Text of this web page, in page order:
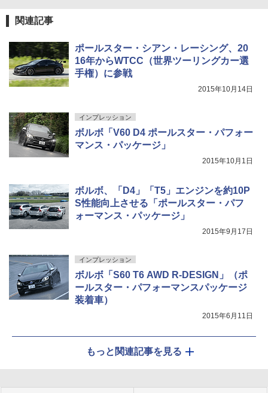
関連記事
ポールスター・シアン・レーシング、20
16年からWTCC（世界ツーリングカー選
手権）に参戦
2015年10月14日
インプレッション
ボルボ「V60 D4 ポールスター・パフォー
マンス・パッケージ」
2015年10月1日
ボルボ、「D4」「T5」エンジンを約10P
S性能向上させる「ポールスター・パフ
ォーマンス・パッケージ」
2015年9月17日
インプレッション
ボルボ「S60 T6 AWD R-DESIGN」（ポ
ールスター・パフォーマンスパッケージ
装着車）
2015年6月11日
もっと関連記事を見る